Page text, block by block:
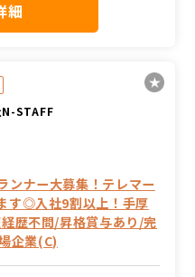
細
STAFF
ンナー大募集！テレマー
す◎入社9割以上！手厚
歴不問/昇格賞与あり/完
企業(C)